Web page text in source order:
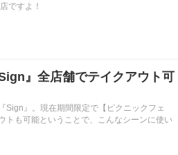
ですよ！
』全店舗でテイクアウト可
Sign』。現在期間限定で【ピクニックフェ
トも可能ということで、こんなシーンに使い